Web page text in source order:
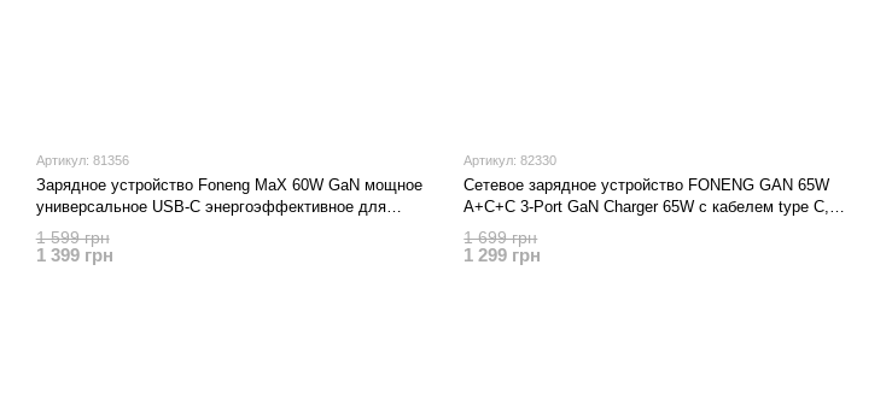
Артикул: 81356
Зарядное устройство Foneng MaX 60W GaN мощное
универсальное USB-C энергоэффективное для
самсунга Apple iPhone Samsung
1 599 грн
1 399 грн
Артикул: 82330
Сетевое зарядное устройство FONENG GAN 65W
A+C+C 3-Port GaN Charger 65W с кабелем type C,
Белый
1 699 грн
1 299 грн